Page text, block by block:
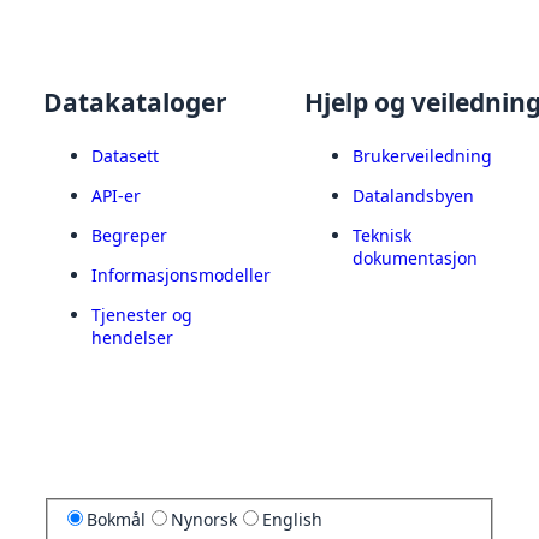
Datakataloger
Datasett
API-er
Begreper
Informasjonsmodeller
Tjenester og
hendelser
Hjelp og
Brukerveiledning
Datalandsbyen
Teknisk
dokumentasjon
Bokmål Nynorsk English